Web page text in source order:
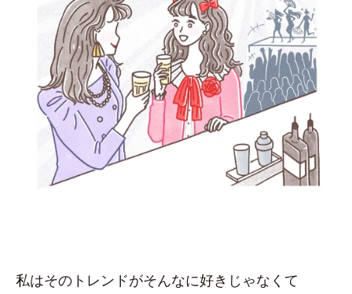
私はそのトレンドがそんなに好きじゃなくて